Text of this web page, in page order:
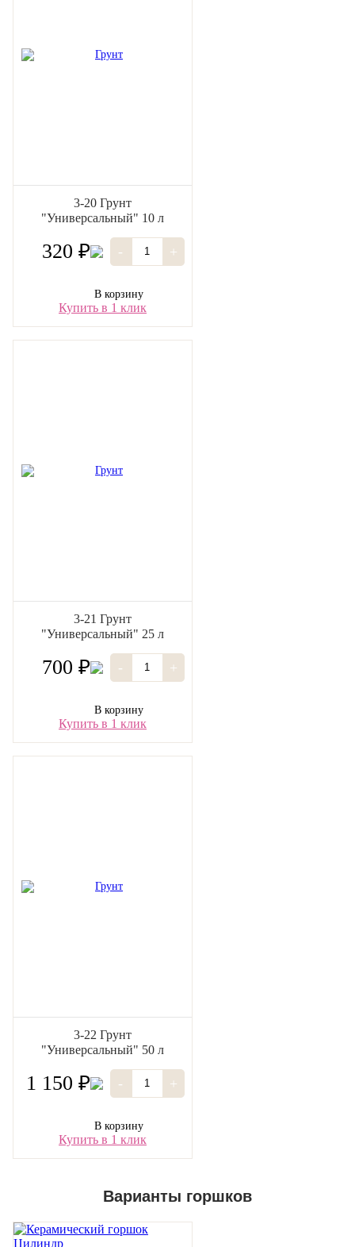
3-20 Грунт
"Универсальный" 10 л
320 ₽ - +
В корзину
Купить в 1 клик
3-21 Грунт
"Универсальный" 25 л
700 ₽ - +
В корзину
Купить в 1 клик
3-22 Грунт
"Универсальный" 50 л
1 150 ₽ - +
В корзину
Купить в 1 клик
Варианты горшков